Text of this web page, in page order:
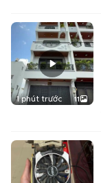
1 phút trước 11